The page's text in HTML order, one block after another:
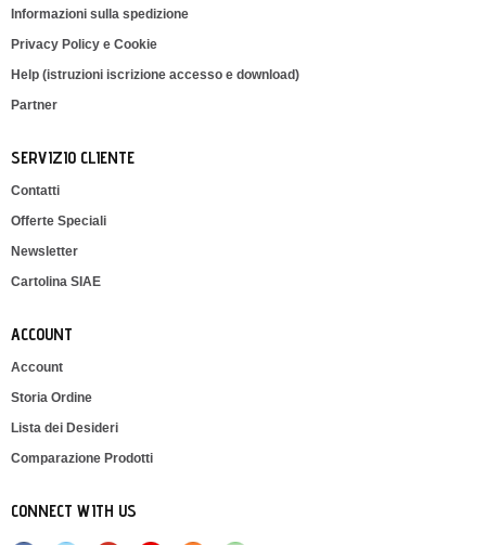
Informazioni sulla spedizione
Privacy Policy e Cookie
Help (istruzioni iscrizione accesso e download)
Partner
SERVIZIO CLIENTE
Contatti
Offerte Speciali
Newsletter
Cartolina SIAE
ACCOUNT
Account
Storia Ordine
Lista dei Desideri
Comparazione Prodotti
CONNECT WITH US